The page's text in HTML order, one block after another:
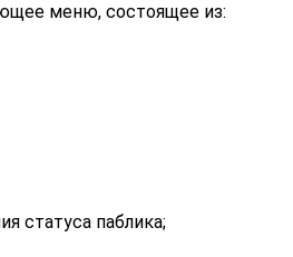
меню, состоящее из:
статуса паблика;